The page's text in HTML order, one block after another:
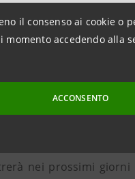
il consenso ai cookie o
accedendo alla
ACCONSENTO
In soli tre anni
per fonti di energia
dell’operazione,
minoranza. Una
operativa della
nei prossimi